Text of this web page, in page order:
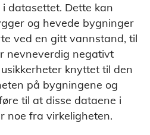
datasettet. Dette kan
og hevede bygninger
ved en gitt vannstand, til
nevneverdig negativt
knyttet til den
på bygningene og
til at disse dataene i
noe fra virkeligheten.